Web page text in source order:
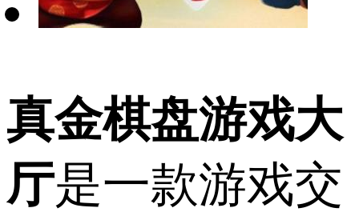
真金棋盘游戏大
厅是一款游戏交